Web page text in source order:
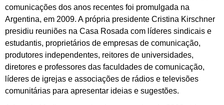
comunicações dos anos recentes foi promulgada na
Argentina, em 2009. A própria presidente Cristina Kirschner
presidiu reuniões na Casa Rosada com líderes sindicais e
estudantis, proprietários de empresas de comunicação,
produtores independentes, reitores de universidades,
diretores e professores das faculdades de comunicação,
líderes de igrejas e associações de rádios e televisões
comunitárias para apresentar ideias e sugestões.